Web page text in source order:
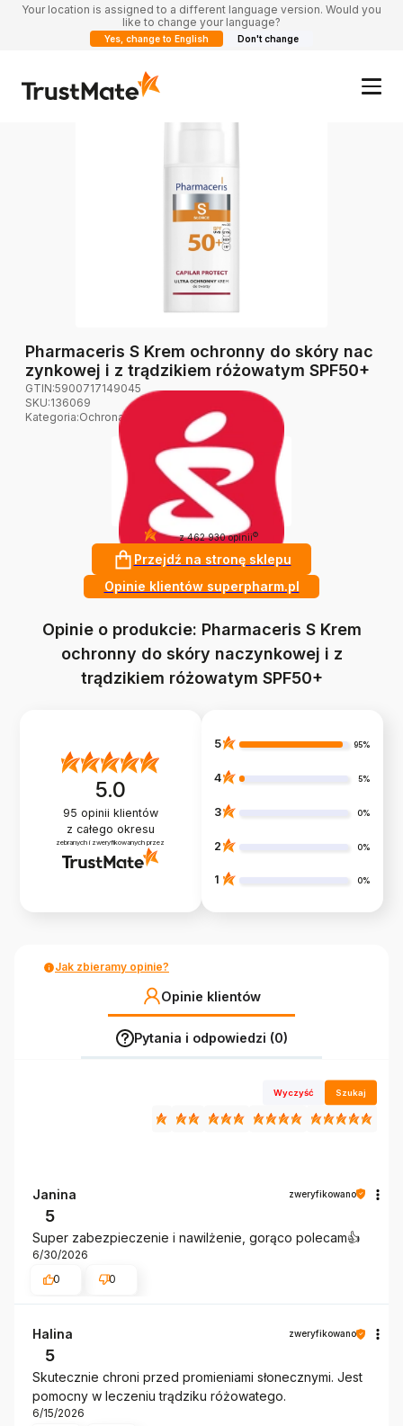
Your location is assigned to a different language version. Would you
like to change your language?
Yes, change to English Don't change
Pharmaceris S Krem ochronny do skóry nac
zynkowej i z trądzikiem różowatym SPF50+
GTIN:5900717149045
SKU:136069
Kategoria:Ochrona przeciwsłoneczna
4.9z 462 930 opinii ?
Przejdź na stronę sklepu
Opinie klientów superpharm.pl
Opinie o produkcie: Pharmaceris S Krem
ochronny do skóry naczynkowej i z
trądzikiem różowatym SPF50+
5.0
95 opinii klientów
z całego okresu
zebranych i zweryfikowanych przez
5 95%
4 5%
3 0%
2 0%
1 0%
Jak zbieramy opinie?
Opinie klientów
Pytania i odpowiedzi (0)
Wyczyść Szukaj
Janina zweryfikowano
5
Super zabezpieczenie i nawilżenie, gorąco polecam👍️
6/30/2026
0
0
Halina zweryfikowano
5
Skutecznie chroni przed promieniami słonecznymi. Jest
pomocny w leczeniu trądziku różowatego.
6/15/2026